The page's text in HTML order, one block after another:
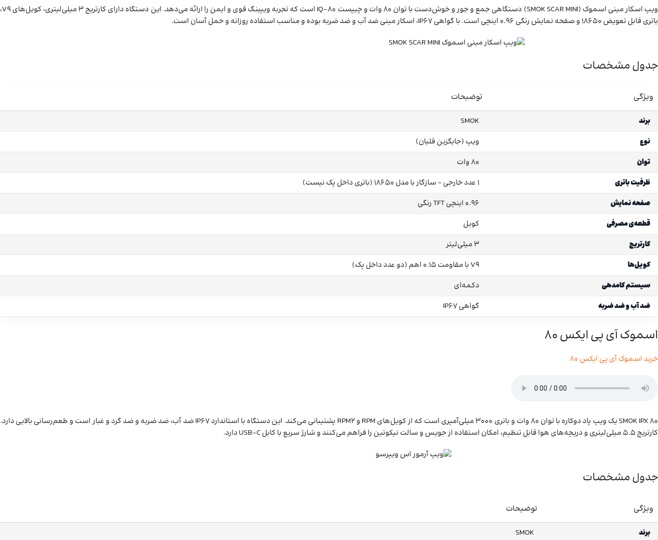
ویپ اسکار مینی اسموک (SMOK SCAR MINI) دستگاهی جمع و جور و خوش‌دست با توان 80 وات و چیپست IQ-80 است که تجربه ویپینگ قوی و ایمن را ارائه می‌دهد. این دستگاه دارای کارتریج 3 میلی‌لیتری، کویل‌های V9،
باتری قابل تعویض 18650 و صفحه نمایش رنگی 0.96 اینچی است. با گواهی IP67، اسکار مینی ضد آب و ضد ضربه بوده و مناسب استفاده روزانه و حمل آسان است.
جدول مشخصات
ویژگی توضیحات
برند
SMOK
نوع
ویپ (جایگزین قلیان)
توان
80 وات
ظرفیت باتری
1 عدد خارجی – سازگار با مدل 18650 (باتری داخل پک نیست)
صفحه نمایش
0.96 اینچی TFT رنگی
قطعه‌ی مصرفی
کویل
کارتریج
3 میلی‌لیتر
کویل‌ها
V9 با مقاومت 0.15 اهم (دو عدد داخل پک)
سیستم کامدهی
دکمه‌ای
ضد آب و ضد ضربه
گواهی IP67
اسموک آی پی ایکس ۸۰
خرید اسموک آی پی ایکس 80
SMOK IPX 80 یک ویپ پاد دوکاره با توان 80 وات و باتری 3000 میلی‌آمپری است که از کویل‌های RPM و RPM2 پشتیبانی می‌کند. این دستگاه با استاندارد IP67 ضد آب، ضد ضربه و ضد گرد و غبار است و طعم‌رسانی بالایی دارد.
کارتریج 5.5 میلی‌لیتری و دریچه‌های هوا قابل تنظیم، امکان استفاده از جویس و سالت نیکوتین را فراهم می‌کنند و شارژ سریع با کابل USB-C دارد.
جدول مشخصات
ویژگی توضیحات
برند SMOK